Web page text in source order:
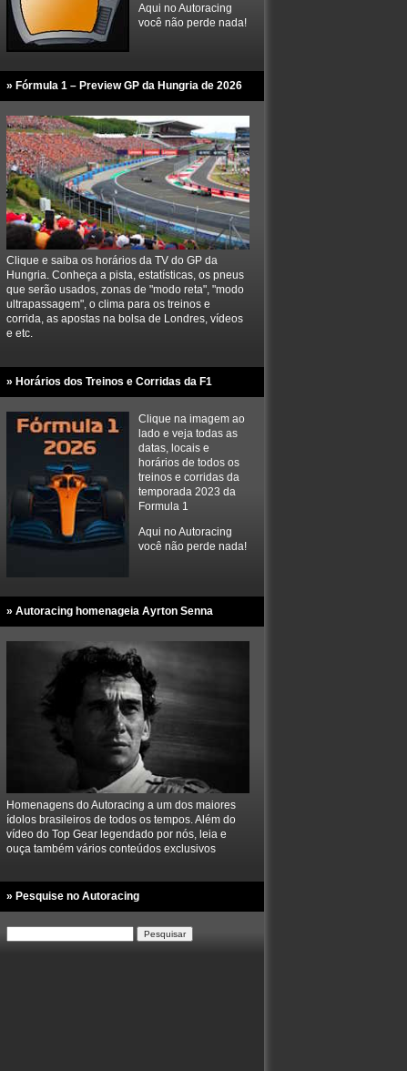
Aqui no Autoracing
você não perde nada!
» Fórmula 1 – Preview GP da Hungria de 2026
Clique e saiba os horários da TV do GP da
Hungria. Conheça a pista, estatísticas, os pneus
que serão usados, zonas de "modo reta", "modo
ultrapassagem", o clima para os treinos e
corrida, as apostas na bolsa de Londres, vídeos
e etc.
» Horários dos Treinos e Corridas da F1
Clique na imagem ao
lado e veja todas as
datas, locais e
horários de todos os
treinos e corridas da
temporada 2023 da
Formula 1
Aqui no Autoracing
você não perde nada!
» Autoracing homenageia Ayrton Senna
Homenagens do Autoracing a um dos maiores
ídolos brasileiros de todos os tempos. Além do
vídeo do Top Gear legendado por nós, leia e
ouça também vários conteúdos exclusivos
» Pesquise no Autoracing
por: